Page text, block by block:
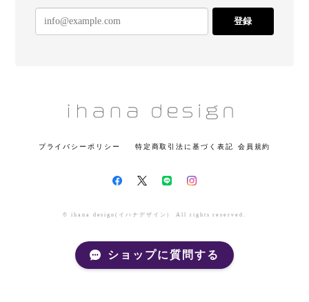
登録
プライバシーポリシー 特定商取引法に基づく表記 会員規約
© ihana design(イハナデザイン） All rights reserved.
ショップに質問する